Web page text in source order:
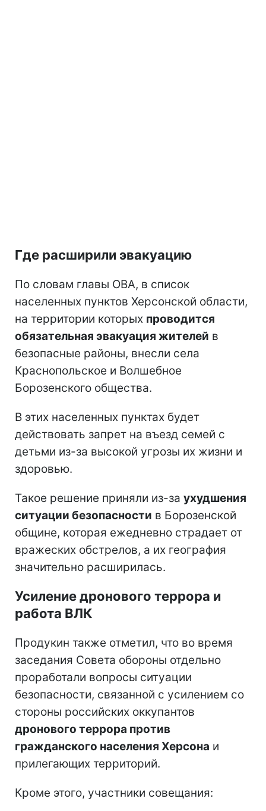
Где расширили эвакуацию
По словам главы ОВА, в список
населенных пунктов Херсонской области,
на территории которых проводится
обязательная эвакуация жителей в
безопасные районы, внесли села
Краснопольское и Волшебное
Борозенского общества.
В этих населенных пунктах будет
действовать запрет на въезд семей с
детьми из-за высокой угрозы их жизни и
здоровью.
Такое решение приняли из-за ухудшения
ситуации безопасности в Борозенской
общине, которая ежедневно страдает от
вражеских обстрелов, а их география
значительно расширилась.
Усиление дронового террора и
работа ВЛК
Продукин также отметил, что во время
заседания Совета обороны отдельно
проработали вопросы ситуации
безопасности, связанной с усилением со
стороны российских оккупантов
дронового террора против
гражданского населения Херсона и
прилегающих территорий.
Кроме этого, участники совещания: